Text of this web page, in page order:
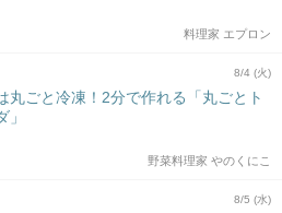
料理家 エプロン
8/4 (火)
丸ごと冷凍！2分で作れる「丸ごとト
野菜料理家 やのくにこ
8/5 (水)